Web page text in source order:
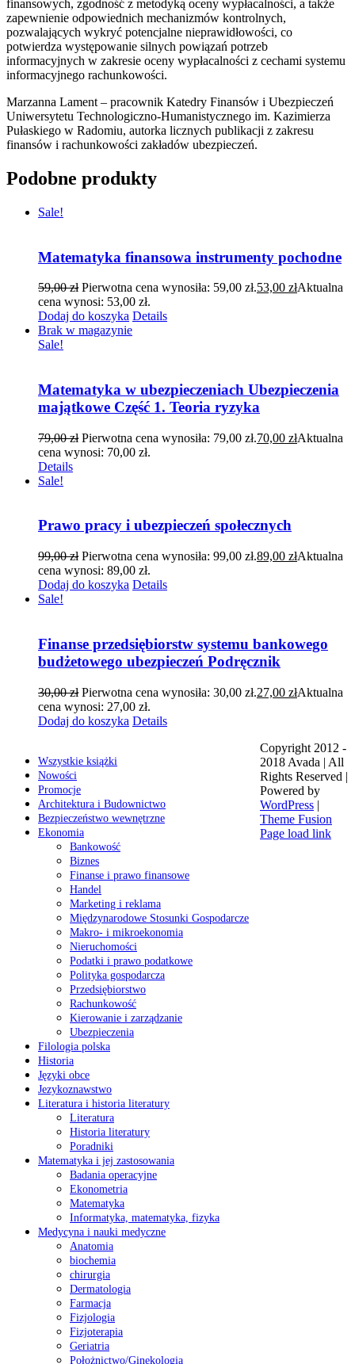
finansowych, zgodność z metodyką oceny wypłacalności, a także
zapewnienie odpowiednich mechanizmów kontrolnych,
pozwalających wykryć potencjalne nieprawidłowości, co
potwierdza występowanie silnych powiązań potrzeb
informacyjnych w zakresie oceny wypłacalności z cechami systemu
informacyjnego rachunkowości.
Marzanna Lament – pracownik Katedry Finansów i Ubezpieczeń
Uniwersytetu Technologiczno-Humanistycznego im. Kazimierza
Pułaskiego w Radomiu, autorka licznych publikacji z zakresu
finansów i rachunkowości zakładów ubezpieczeń.
Podobne produkty
Sale!
Matematyka finansowa instrumenty pochodne
59,00zł Pierwotna cena wynosiła: 59,00 zł.53,00 złAktualna
cena wynosi: 53,00 zł.
Dodaj do koszyka Details
Brak w magazynie
Sale!
Matematyka w ubezpieczeniach Ubezpieczenia
majątkowe Część 1. Teoria ryzyka
79,00zł Pierwotna cena wynosiła: 79,00 zł.70,00 złAktualna
cena wynosi: 70,00 zł.
Details
Sale!
Prawo pracy i ubezpieczeń społecznych
99,00zł Pierwotna cena wynosiła: 99,00 zł.89,00 złAktualna
cena wynosi: 89,00 zł.
Dodaj do koszyka Details
Sale!
Finanse przedsiębiorstw systemu bankowego
budżetowego ubezpieczeń Podręcznik
30,00zł Pierwotna cena wynosiła: 30,00 zł.27,00 złAktualna
cena wynosi: 27,00 zł.
Dodaj do koszyka Details
Wszystkie książki
Nowości
Promocje
Architektura i Budownictwo
Bezpieczeństwo wewnętrzne
Ekonomia
Bankowość
Biznes
Finanse i prawo finansowe
Handel
Marketing i reklama
Międzynarodowe Stosunki Gospodarcze
Makro- i mikroekonomia
Nieruchomości
Podatki i prawo podatkowe
Polityka gospodarcza
Przedsiębiorstwo
Rachunkowość
Kierowanie i zarządzanie
Ubezpieczenia
Filologia polska
Historia
Języki obce
Jezykoznawstwo
Literatura i historia literatury
Literatura
Historia literatury
Poradniki
Matematyka i jej zastosowania
Badania operacyjne
Ekonometria
Matematyka
Informatyka, matematyka, fizyka
Medycyna i nauki medyczne
Anatomia
biochemia
chirurgia
Dermatologia
Farmacja
Fizjologia
Fizjoterapia
Geriatria
Położnictwo/Ginekologia
Copyright 2012 -
2018 Avada | All
Rights Reserved |
Powered by
WordPress |
Theme Fusion
Page load link